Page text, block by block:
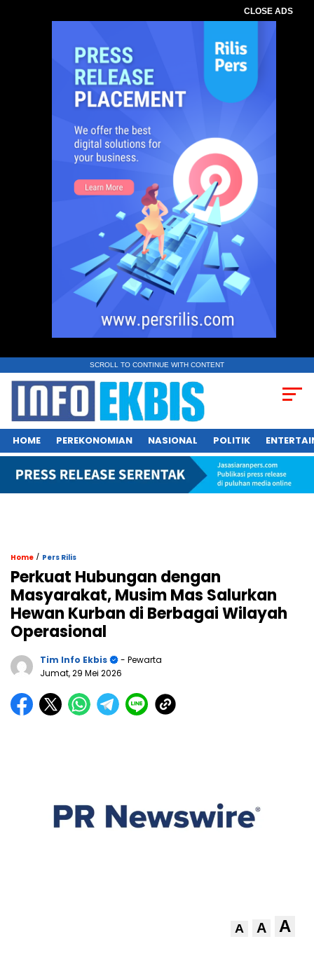
CLOSE ADS
SCROLL TO CONTINUE WITH CONTENT
HOME PEREKONOMIAN NASIONAL POLITIK
Home / Pers Rilis
Perkuat Hubungan dengan
Masyarakat, Musim Mas Salurkan
Hewan Kurban di Berbagai Wilayah
Operasional
Tim Info Ekbis
- Pewarta
Jumat, 29 Mei 2026
A A A